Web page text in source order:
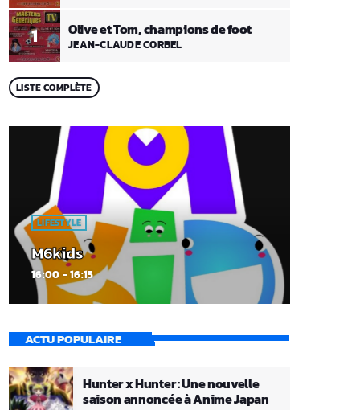
1 Olive et Tom, champions de foot
JEAN-CLAUDE CORBEL
LISTE COMPLÈTE
LIFESTYLE
M6kids
16:00 - 16:15
ACTU POPULAIRE
Hunter x Hunter : Une nouvelle
saison annoncée à Anime Japan